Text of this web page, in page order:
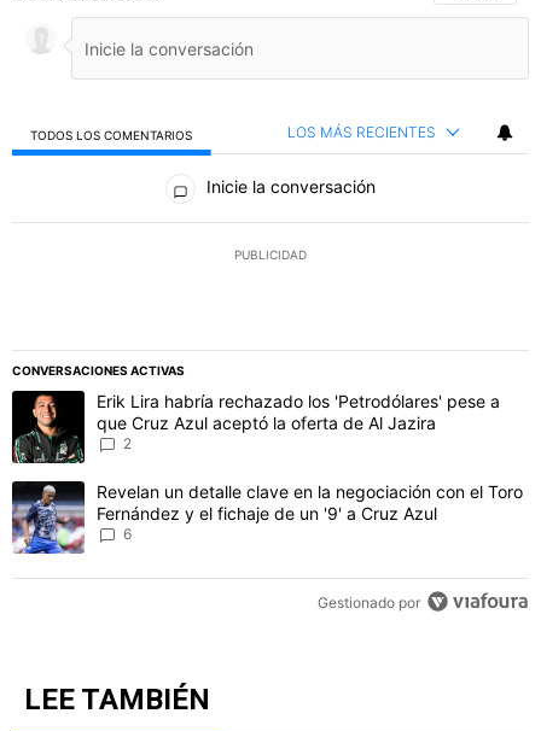
TODOS LOS COMENTARIOS LOS MÁS RECIENTES
Todos los comentarios
Inicie la conversación
PUBLICIDAD
CONVERSACIONES ACTIVAS
Este listado muestra los artículos con más comentarios en los
Un artículo de tendencia con el título "Erik Lira habría rechazado
Erik Lira habría rechazado los 'Petrodólares' pese a
que Cruz Azul aceptó la oferta de Al Jazira
2
Un artículo de tendencia con el título "Revelan un detalle clave
Revelan un detalle clave en la negociación con el Toro
Fernández y el fichaje de un '9' a Cruz Azul
6
Gestionado por
LEE TAMBIÉN